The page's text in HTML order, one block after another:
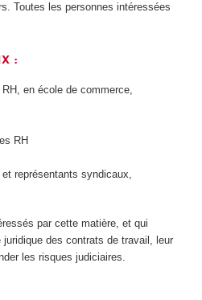
Toutes les personnes intéressées
:
en école de commerce,
RH
représentants syndicaux,
par cette matière, et qui
des contrats de travail, leur
les risques judiciaires.